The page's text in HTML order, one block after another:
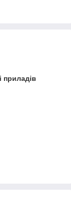
приладів